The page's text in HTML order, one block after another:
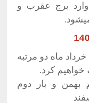
قمر وارد برج عقرب و
هم مانند خرداد ماه دو مرتبه
خواهیم کرد.
بهمن و بار دوم